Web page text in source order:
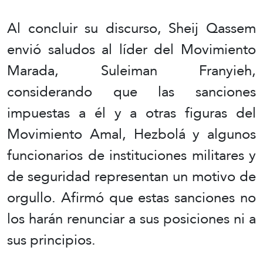
Al concluir su discurso, Sheij Qassem
envió saludos al líder del Movimiento
Marada, Suleiman Franyieh,
considerando que las sanciones
impuestas a él y a otras figuras del
Movimiento Amal, Hezbolá y algunos
funcionarios de instituciones militares y
de seguridad representan un motivo de
orgullo. Afirmó que estas sanciones no
los harán renunciar a sus posiciones ni a
sus principios.